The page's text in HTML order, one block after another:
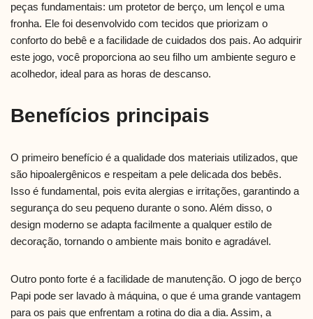
peças fundamentais: um protetor de berço, um lençol e uma
fronha. Ele foi desenvolvido com tecidos que priorizam o
conforto do bebê e a facilidade de cuidados dos pais. Ao adquirir
este jogo, você proporciona ao seu filho um ambiente seguro e
acolhedor, ideal para as horas de descanso.
Benefícios principais
O primeiro benefício é a qualidade dos materiais utilizados, que
são hipoalergênicos e respeitam a pele delicada dos bebês.
Isso é fundamental, pois evita alergias e irritações, garantindo a
segurança do seu pequeno durante o sono. Além disso, o
design moderno se adapta facilmente a qualquer estilo de
decoração, tornando o ambiente mais bonito e agradável.
Outro ponto forte é a facilidade de manutenção. O jogo de berço
Papi pode ser lavado à máquina, o que é uma grande vantagem
para os pais que enfrentam a rotina do dia a dia. Assim, a